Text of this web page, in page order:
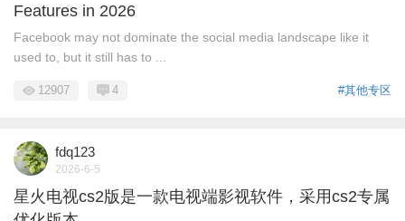
Features in 2026
Facebook may not dominate the social media landscape like it
used to, but it still has to ...
#其他专区
12907 4
fdq123
2026-6-5
星火电视cs2版是一款电视端影视软件，采用cs2专属